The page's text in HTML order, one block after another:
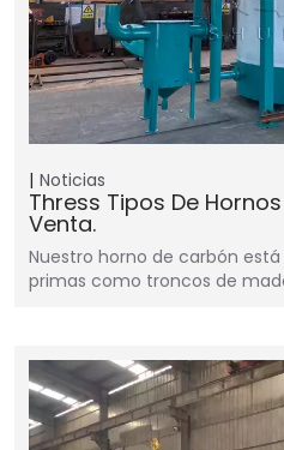
Noticias
Thress Tipos De
Venta.
Nuestro horno de carbón
primas como troncos de